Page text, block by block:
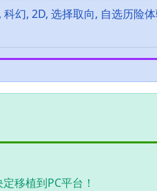
幻, 2D, 选择取向, 自选历险
移植到PC平台！